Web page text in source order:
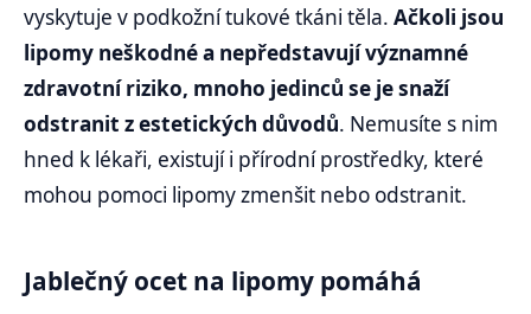
vyskytuje v podkožní tukové tkáni těla. Ačkoli jsou
lipomy neškodné a nepředstavují významné
zdravotní riziko, mnoho jedinců se je snaží
odstranit z estetických důvodů. Nemusíte s nim
hned k lékaři, existují i přírodní prostředky, které
mohou pomoci lipomy zmenšit nebo odstranit.
Jablečný ocet na lipomy pomáhá